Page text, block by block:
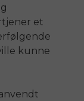
et
kunne